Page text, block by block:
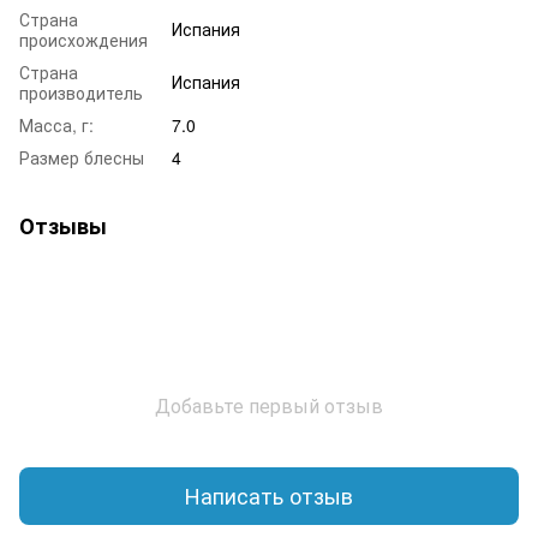
Страна
происхождения
Испания
Страна
производитель
Испания
Масса, г:
7.0
Размер блесны
4
Отзывы
Добавьте первый отзыв
Написать отзыв